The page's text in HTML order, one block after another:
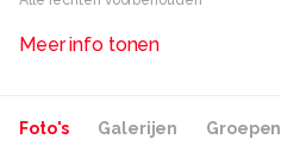
Meer info tonen
Foto's Galerijen Groepen